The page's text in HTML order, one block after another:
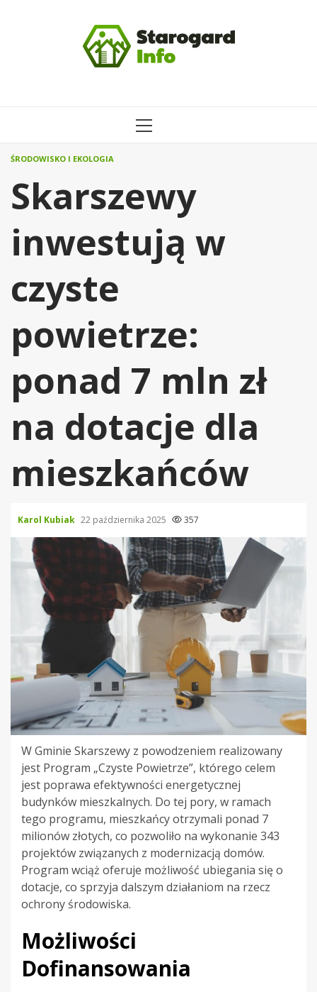
MENU
ŚRODOWISKO I EKOLOGIA
Skarszewy
inwestują w
czyste
powietrze:
ponad 7 mln zł
na dotacje dla
mieszkańców
Karol Kubiak 22 października 2025 357
W Gminie Skarszewy z powodzeniem realizowany
jest Program „Czyste Powietrze”, którego celem
jest poprawa efektywności energetycznej
budynków mieszkalnych. Do tej pory, w ramach
tego programu, mieszkańcy otrzymali ponad 7
milionów złotych, co pozwoliło na wykonanie 343
projektów związanych z modernizacją domów.
Program wciąż oferuje możliwość ubiegania się o
dotacje, co sprzyja dalszym działaniom na rzecz
ochrony środowiska.
Możliwości
Dofinansowania